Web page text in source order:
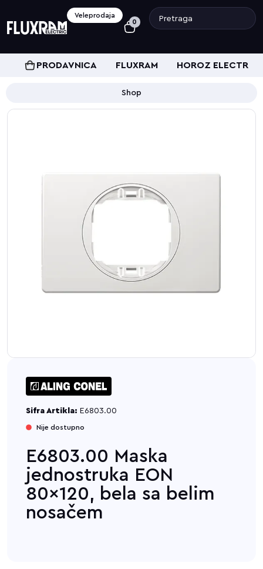
Veleprodaja
0
PRODAVNICA FLUXRAM HOROZ ELECTRIC
Shop
Sifra Artikla: E6803.00
Nije dostupno
E6803.00 Maska
jednostruka EON
80x120, bela sa belim
nosačem